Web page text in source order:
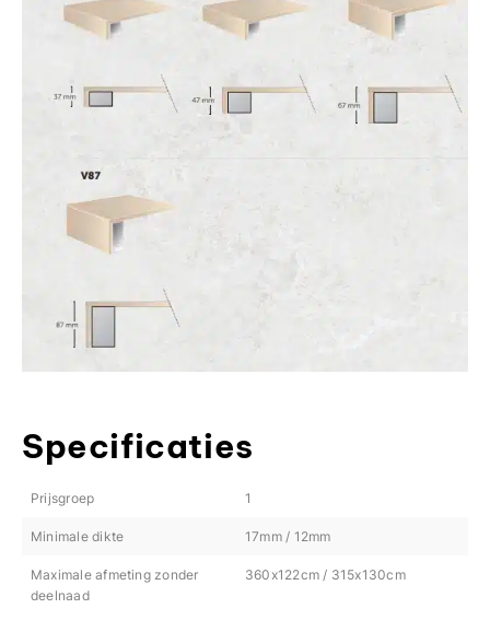
Specificaties
Prijsgroep 1
Minimale dikte 17mm / 12mm
Maximale afmeting zonder
deelnaad
360x122cm / 315x130cm